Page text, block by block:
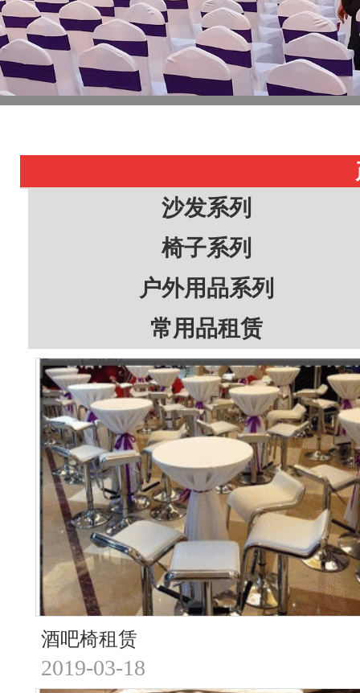
沙发系列
椅子系列
户外用品系列
常用品租赁
酒吧椅租赁
2019-03-18